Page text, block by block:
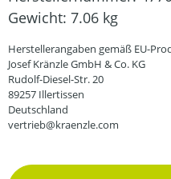
Gewicht: 7.06 kg
Herstellerangaben gemäß EU-
Josef Kränzle GmbH & Co. KG
Rudolf-Diesel-Str. 20
89257 Illertissen
Deutschland
vertrieb@kraenzle.com